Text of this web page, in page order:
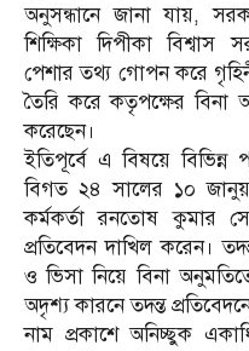
অনুসন্ধানে জানা যায়,
শিক্ষিকা দিপীকা বিশ্বাস
পেশার তথ্য গোপন করে
তৈরি করে কতৃপক্ষের বিনা
করেছেন।
ইতিপূর্বে এ বিষয়ে বিভিন্ন
বিগত ২৪ সালের ১০
কর্মকর্তা রনতোষ কুমার
প্রতিবেদন দাখিল করেন।
ও ভিসা নিয়ে বিনা
অদৃশ্য কারনে তদন্ত
নাম প্রকাশে অনিচ্ছুক